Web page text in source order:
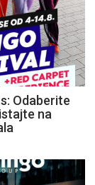
Odaberite
na